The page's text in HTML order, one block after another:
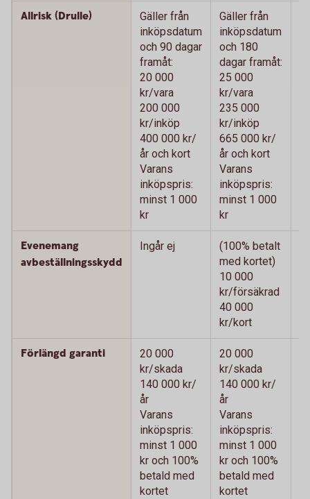
Allrisk (Drulle)
Gäller från
inköpsdatum
och 90 dagar
framåt:
20 000
kr/vara
200 000
kr/inköp
400 000 kr/
år och kort
Varans
inköpspris:
minst 1 000
kr
Gäller från
inköpsdatum
och 180
dagar framåt:
25 000
kr/vara
235 000
kr/inköp
665 000 kr/
år och kort
Varans
inköpspris:
minst 1 000
kr
Evenemang
avbeställningsskydd
Ingår ej
(100% betalt
med kortet)
10 000
kr/försäkrad
40 000
kr/kort
Förlängd garanti
20 000
kr/skada
140 000 kr/
år
Varans
inköpspris:
minst 1 000
kr och 100%
betald med
kortet
20 000
kr/skada
140 000 kr/
år
Varans
inköpspris:
minst 1 000
kr och 100%
betald med
kortet